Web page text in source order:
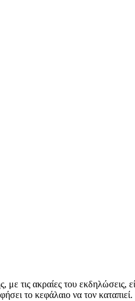
τις ακραίες του εκδηλώσεις,
το κεφάλαιο να τον καταπιεί.